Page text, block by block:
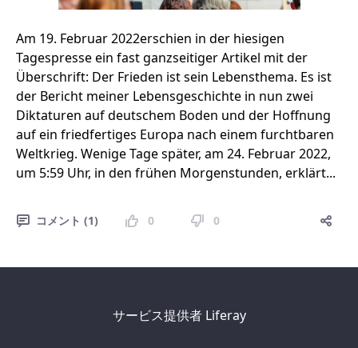
Am 19. Februar 2022erschien in der hiesigen
Tagespresse ein fast ganzseitiger Artikel mit der
Überschrift: Der Frieden ist sein Lebensthema. Es ist
der Bericht meiner Lebensgeschichte in nun zwei
Diktaturen auf deutschem Boden und der Hoffnung
auf ein friedfertiges Europa nach einem furchtbaren
Weltkrieg. Wenige Tage später, am 24. Februar 2022,
um 5:59 Uhr, in den frühen Morgenstunden, erklärt...
コメント (1) 0 0
サービス提供者 Liferay